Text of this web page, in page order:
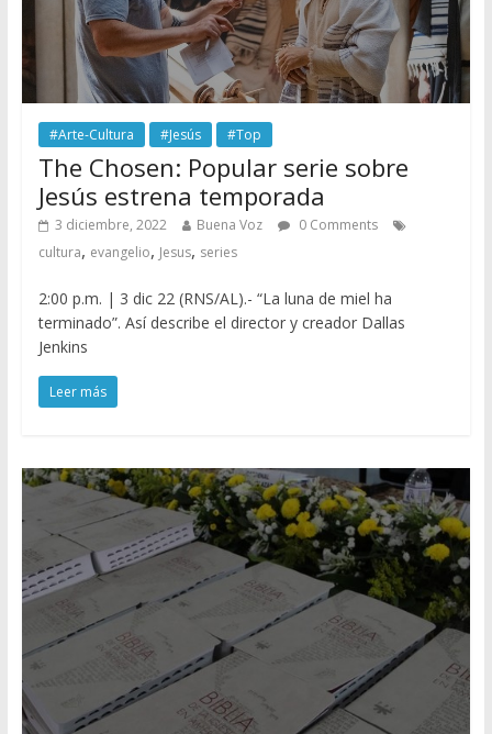
#Arte-Cultura #Jesús #Top
The Chosen: Popular serie sobre
Jesús estrena temporada
3 diciembre, 2022 Buena Voz
0 Comments
cultura, evangelio, Jesus, series
2:00 p.m. | 3 dic 22 (RNS/AL).- “La luna de miel ha
terminado”. Así describe el director y creador Dallas
Jenkins
Leer más